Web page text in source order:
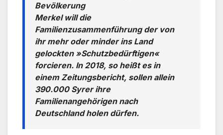
Bevölkerung
Merkel will die
Familienzusammenführung der von
ihr mehr oder minder ins Land
gelockten »Schutzbedürftigen«
forcieren. In 2018, so heißt es in
einem Zeitungsbericht, sollen allein
390.000 Syrer ihre
Familienangehörigen nach
Deutschland holen dürfen.